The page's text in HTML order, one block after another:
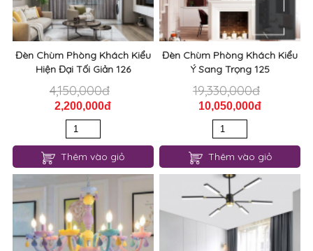
Đèn Chùm Phòng Khách Kiểu
Hiện Đại Tối Giản 126
4,150,000đ
2,200,000đ
Thêm vào giỏ
Đèn Chùm Phòng Khách Kiểu
Ý Sang Trọng 125
19,330,000đ
10,050,000đ
Thêm vào giỏ